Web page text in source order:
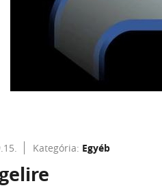
Kategória: Egyéb